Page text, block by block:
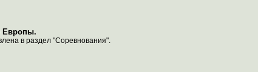
Европы.
в раздел "Соревнования".